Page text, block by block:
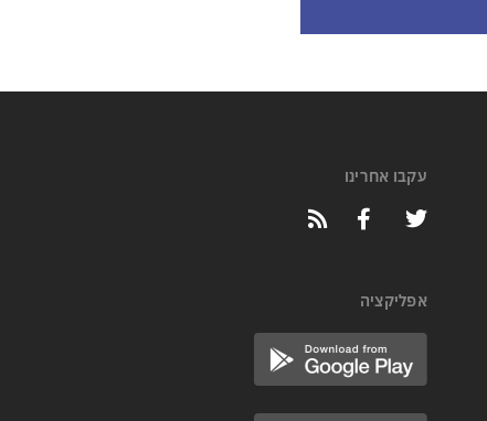
עקבו אחרינו
אפליקציה